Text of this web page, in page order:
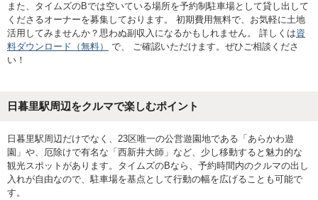
また、タイムズのBでは空いている場所を予約制駐車場として貸し出して
くださるオーナーを募集しております。 初期費用無料で、お気軽に土地
活用してみませんか？思わぬ副収入になるかもしれません。 詳しくは資
料ダウンロード（無料）
で、 ご確認いただけます。ぜひご相談くださ
い！
日暮里駅周辺をクルマで楽しむポイント
日暮里駅周辺だけでなく、23区唯一の公営遊園地である「あらかわ遊
園」や、厄除けで有名な「西新井大師」など、少し移動すると魅力的な
観光スポットがあります。タイムズのBなら、予約時間内のクルマの出し
入れが自由なので、駐車場を基点として行動の幅を広げることも可能で
す。